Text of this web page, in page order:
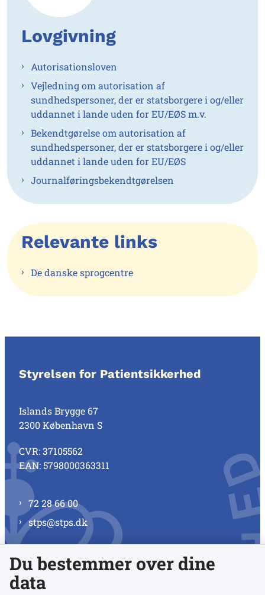
Lovgivning
Autorisationsloven
Vejledning om autorisation af
sundhedspersoner, der er statsborgere i og/eller
uddannet i lande uden for EU/EØS m.v.
Bekendtgørelse om autorisation af
sundhedspersoner, der er statsborgere i og/eller
uddannet i lande uden for EU/EØS
Journalføringsbekendtgørelsen
Relevante links
De danske sprogcentre
Styrelsen for Patientsikkerhed
Islands Brygge 67
2300 København S
CVR: 37105562
EAN: 5798000363311
72 28 66 00
stps@stps.dk
Se alle kontaktnumre
Du bestemmer over dine
data